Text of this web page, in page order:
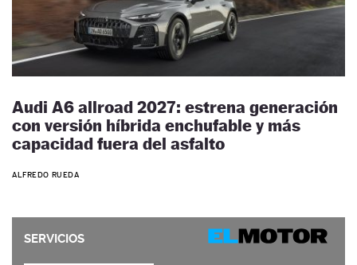
Audi A6 allroad 2027: estrena generación
con versión híbrida enchufable y más
capacidad fuera del asfalto
ALFREDO RUEDA